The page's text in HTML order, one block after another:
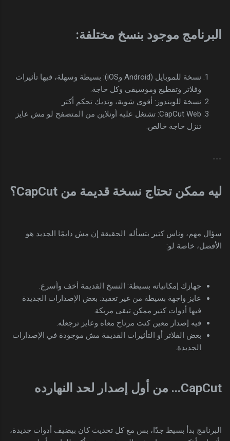
البرنامج موجود بنسخ مختلفة:
نسخة للموبايل (Android وiOS): بسيطة وسهلة، فيها تأثيرات
وفلاتر وتقطيع وموسيقى وكل حاجة.
نسخة للويندوز: أقوى شوية، وتديك تحكم أكتر.
CapCut Web: تشتغل عليه أونلاين من المتصفح لو مش عايز
تنزل حاجة خالص.
---
ليه ممكن تحتاج نسخة قديمة من CapCut؟
سؤال مهم، وناس كتير بتسأله. الحقيقة إن مش دايمًا الجديد هو
الأفضل، خاصة لو:
جهازك إمكانياته بسيطة: النسخ القديمة أخف وأسرع.
عايز واجهة بسيطة من غير تعقيد: بعض الإصدارات الجديدة
فيها أدوات كتير ممكن تبقى مربكة.
فيه إصدار معين كنت مرتاح معاه وعايز ترجعله.
بعض الفلاتر أو التأثيرات القديمة مش موجودة في الإصدارات
الجديدة.
CapCut... من أول إصدار لحد النهارده
البرنامج بدأ بسيط جدًا، بس مع كل تحديث كان بيضيف أدوات جديدة،